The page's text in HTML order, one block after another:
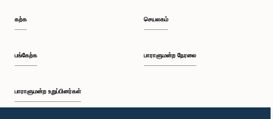
கற்க
பங்கேற்க
பாராளுமன்ற உறுப்பினர்கள்
செயலகம்
பாராளுமன்ற நேரலை